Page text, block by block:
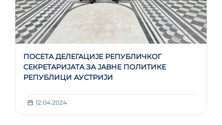
ПОСЕТА ДЕЛЕГАЦИЈЕ РЕПУБЛИЧКОГ
СЕКРЕТАРИЈАТА ЗА ЈАВНЕ ПОЛИТИКЕ
РЕПУБЛИЦИ АУСТРИЈИ
12.04.2024